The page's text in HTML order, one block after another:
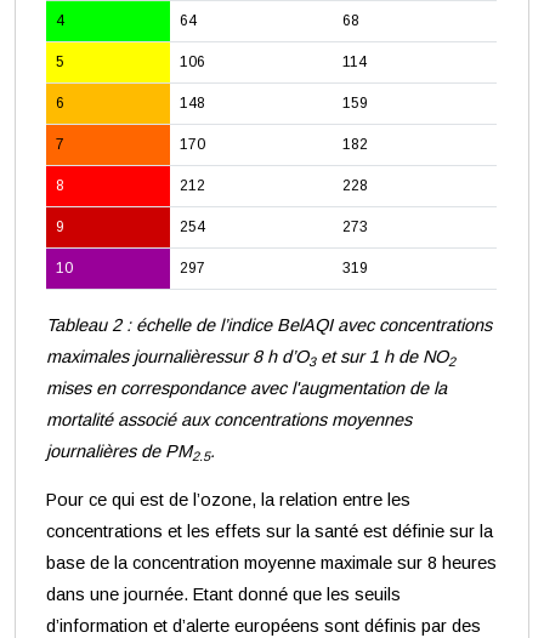
4 64 68
5 106 114
6 148 159
7 170 182
8 212 228
9 254 273
10 297 319
Tableau 2 : échelle de l’indice BelAQI avec concentrations
maximales journalièressur 8 h d’O3et sur 1 h de NO2
mises en correspondance avec l'augmentation de la
mortalité associé aux concentrations moyennes
journalières de PM2.5.
Pour ce qui est de l’ozone, la relation entre les
concentrations et les effets sur la santé est définie sur la
base de la concentration moyenne maximale sur 8 heures
dans une journée. Etant donné que les seuils
d’information et d’alerte européens sont définis par des